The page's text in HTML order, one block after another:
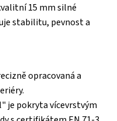
15 mm silné
stabilitu, pevnost a
opracovaná a
je pokryta vícevrstvým